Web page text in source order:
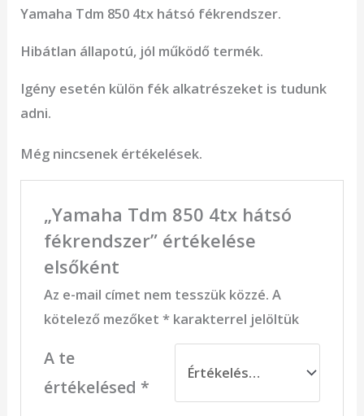
Yamaha Tdm 850 4tx hátsó fékrendszer.
Hibátlan állapotú, jól működő termék.
Igény esetén külön fék alkatrészeket is tudunk
adni.
Még nincsenek értékelések.
„Yamaha Tdm 850 4tx hátsó
fékrendszer” értékelése
elsőként
Az e-mail címet nem tesszük közzé. A
kötelező mezőket *karakterrel jelöltük
A te
értékelésed *